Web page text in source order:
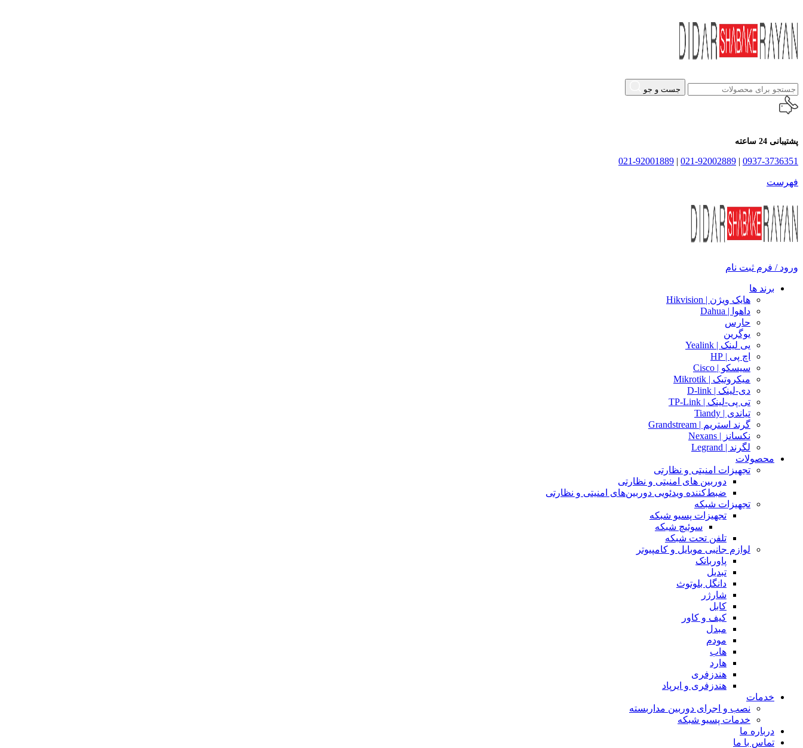
جست و جو
پشتیبانی 24 ساعته
0937-3736351
|
021-92002889
|
021-92001889
فهرست
ورود / فرم ثبت نام
برند ها
هایک ویژن | Hikvision
داهوا | Dahua
حارس
یوگرین
یی لینک | Yealink
اچ پی | HP
سیسکو | Cisco
میکروتیک | Mikrotik
دی-لینک | D-link
تی پی-لینک | TP-Link
تیاندی | Tiandy
گرند استریم | Grandstream
نکسانز | Nexans
لگرند | Legrand
محصولات
تجهیزات امنیتی و نظارتی
دوربین های امنیتی و نظارتی
ضبط‌کننده ویدئویی دوربین‌های امنیتی و نظارتی
تجهیزات شبکه
تجهیزات پسیو شبکه
سوئیچ‌ شبکه
تلفن تحت شبکه
لوازم جانبی موبایل و کامپیوتر
پاوربانک
تبدیل
دانگل بلوتوث
شارژر
کابل
کیف و کاور
مبدل
مودم
هاب
هارد
هندزفری
هندزفری و ایرپاد
خدمات
نصب و اجرای دوربین مداربسته
خدمات پسیو شبکه
درباره ما
تماس با ما